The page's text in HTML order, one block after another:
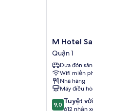
M
Hotel
Saigon
Quận
1
M Hotel Saigon
Quận 1
Đưa đón sân bay
Wifi miễn phí
Nhà hàng
Máy điều hòa
9.0
trên
9,0 Tuyệt vời
612 nhận xét